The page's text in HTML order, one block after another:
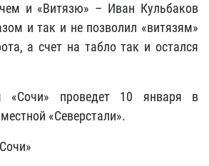
и «Витязю» – Иван Кульбаков
и так и не позволил «витязям»
, а счет на табло так и остался
«Сочи» проведет 10 января в
«Северстали».